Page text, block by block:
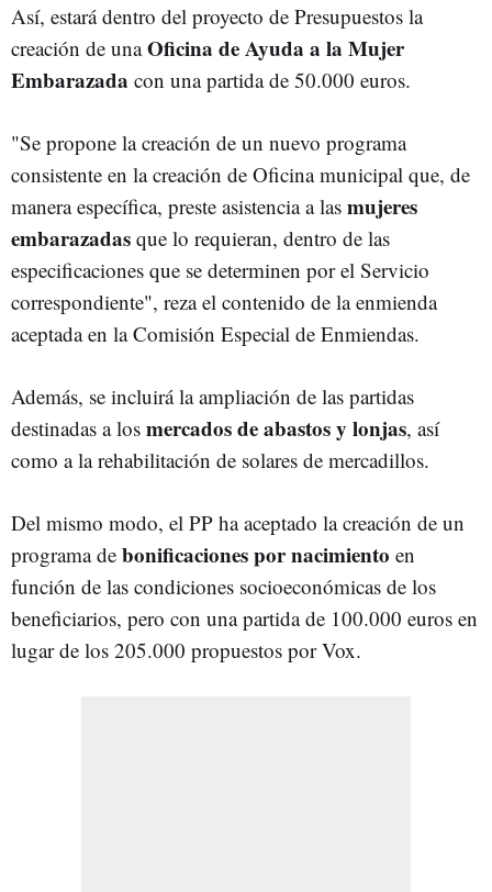
Así, estará dentro del proyecto de Presupuestos la
creación de unaOficina de Ayuda a la Mujer
Embarazada con una partida de 50.000 euros.
"Se propone la creación de un nuevo programa
consistente en la creación de Oficina municipal que, de
manera específica, preste asistencia a las mujeres
embarazadas que lo requieran, dentro de las
especificaciones que se determinen por el Servicio
correspondiente", reza el contenido de la enmienda
aceptada en la Comisión Especial de Enmiendas.
Además, se incluirá la ampliación de las partidas
destinadas a los mercados de abastos y lonjas, así
como a la rehabilitación de solares de mercadillos.
Del mismo modo, el PP ha aceptado la creación de un
programa de bonificaciones por nacimiento en
función de las condiciones socioeconómicas de los
beneficiarios, pero con una partida de 100.000 euros en
lugar de los 205.000 propuestos por Vox.